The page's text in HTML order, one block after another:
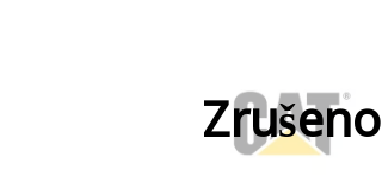
Zrušeno